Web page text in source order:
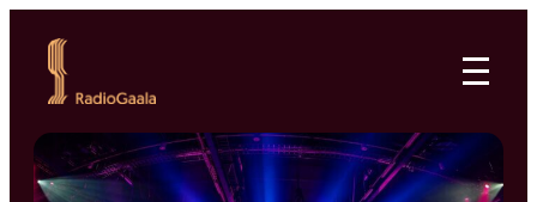
sisältöön
RadioGaala